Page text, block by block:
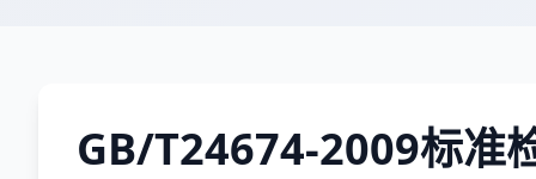
GB/T24674-2009标准